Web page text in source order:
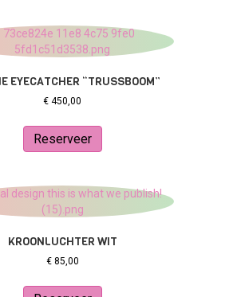
EYECATCHER “TRUSSBOOM”
€ 450,00
Reserveer
KROONLUCHTER WIT
€85,00